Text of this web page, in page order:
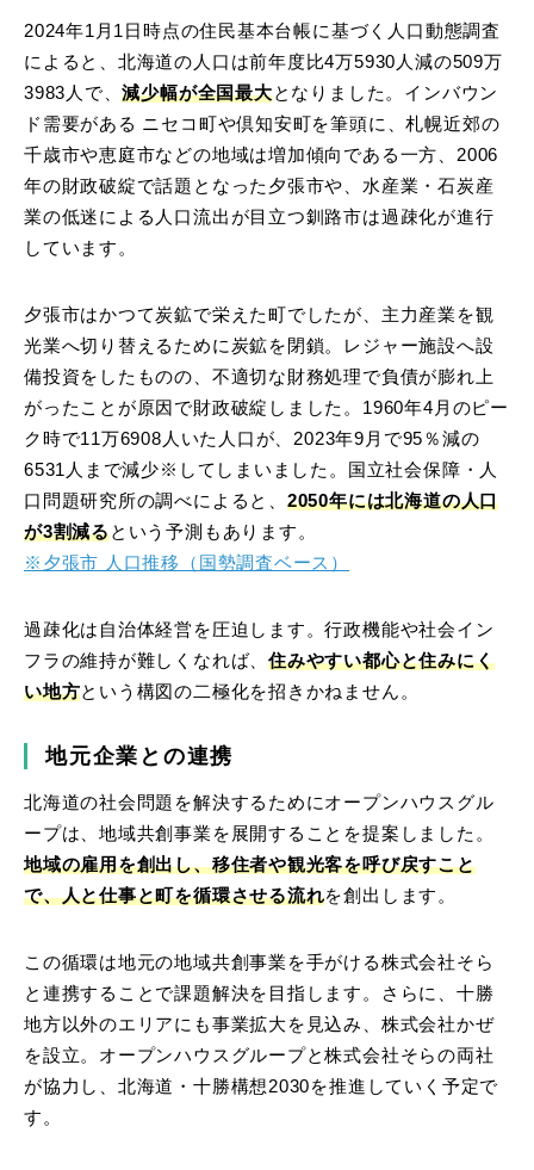
2024年1月1日時点の住民基本台帳に基づく人口動態調査
によると、北海道の人口は前年度比4万5930人減の509万
3983人で、減少幅が全国最大となりました。インバウン
ド需要がある ニセコ町や倶知安町を筆頭に、札幌近郊の
千歳市や恵庭市などの地域は増加傾向である一方、2006
年の財政破綻で話題となった夕張市や、水産業・石炭産
業の低迷による人口流出が目立つ釧路市は過疎化が進行
しています。
夕張市はかつて炭鉱で栄えた町でしたが、主力産業を観
光業へ切り替えるために炭鉱を閉鎖。レジャー施設へ設
備投資をしたものの、不適切な財務処理で負債が膨れ上
がったことが原因で財政破綻しました。1960年4月のピー
ク時で11万6908人いた人口が、2023年9月で95％減の
6531人まで減少※してしまいました。国立社会保障・人
口問題研究所の調べによると、 2050年には北海道の人口
が3割減るという予測もあります。
※夕張市 人口推移（国勢調査ベース）
過疎化は自治体経営を圧迫します。行政機能や社会イン
フラの維持が難しくなれば、住みやすい都心と住みにく
い地方という構図の二極化を招きかねません。
地元企業との連携
北海道の社会問題を解決するためにオープンハウスグル
ープは、地域共創事業を展開することを提案しました。
地域の雇用を創出し、移住者や観光客を呼び戻すこと
で、人と仕事と町を循環させる流れを創出します。
この循環は地元の地域共創事業を手がける株式会社そら
と連携することで課題解決を目指します。さらに、十勝
地方以外のエリアにも事業拡大を見込み、株式会社かぜ
を設立。オープンハウスグループと株式会社そらの両社
が協力し、北海道・十勝構想2030を推進していく予定で
す。